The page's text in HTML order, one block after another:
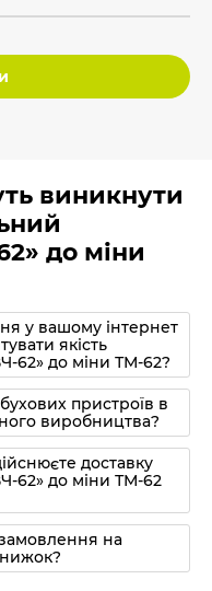
виникнути
до міни
у вашому інтернет
якість
62» до міни ТМ-62?
пристроїв в
виробництва?
доставку
62» до міни ТМ-62
на